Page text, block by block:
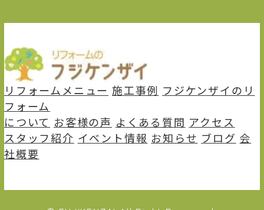
リフォームメニュー 施⼯事例 フジケンザイのリ
フォーム
について お客様の声 よくある質問 アクセス
スタッフ紹介 イベント情報 お知らせ ブログ 会
社概要